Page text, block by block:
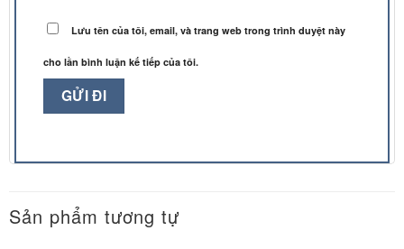
Lưu tên của tôi, email, và trang web trong trình duyệt này
cho lần bình luận kế tiếp của tôi.
Sản phẩm tương tự